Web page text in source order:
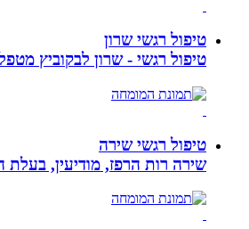
טיפול רגשי שרון
טיפול רגשי - שרון לבקוביץ
טיפול רגשי שירה
שירה רות הרפז, מודיעין, בעלת העסק